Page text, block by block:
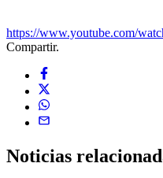
https://www.youtube.com/
Compartir.
Noticias